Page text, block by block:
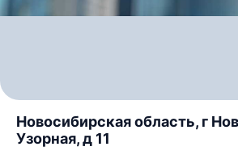
Новосибирская область, г
Узорная, д 11